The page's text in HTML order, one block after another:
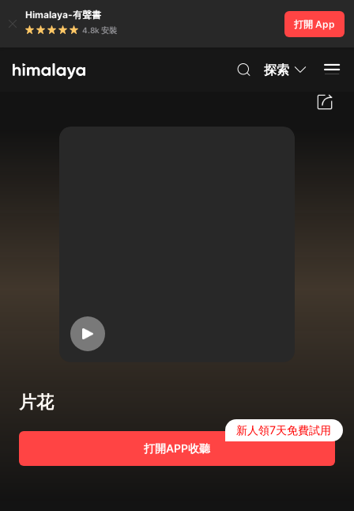
Himalaya-有聲書
4.8k 安裝
打開 App
探索
片花
打開APP收聽
新人領7天免費試用